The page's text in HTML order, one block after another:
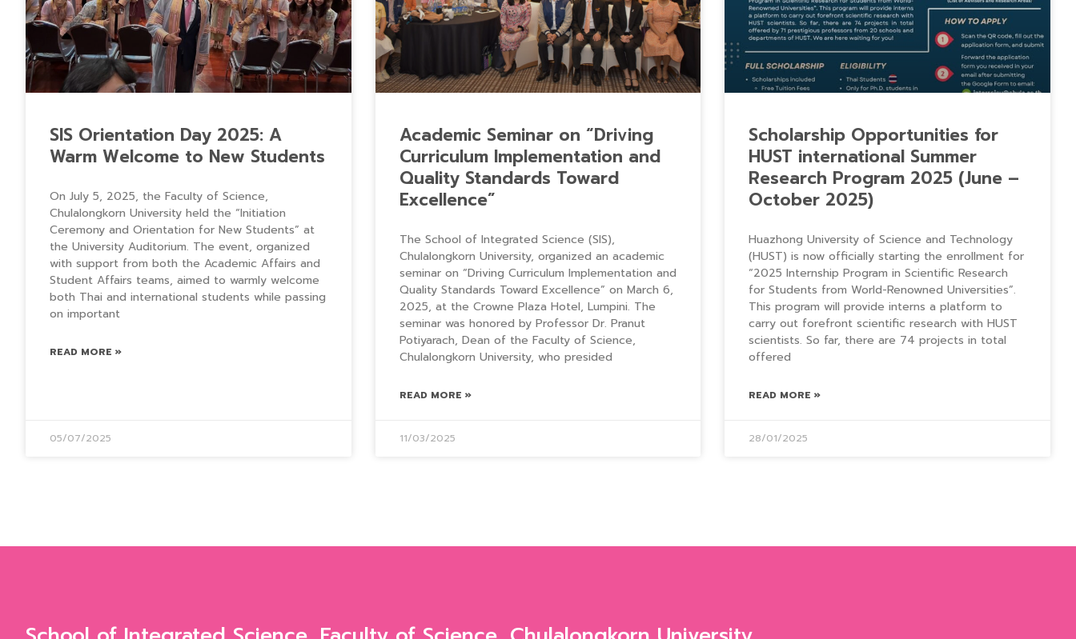
SIS Orientation Day 2025: A
Warm Welcome to New Students
On July 5, 2025, the Faculty of Science,
Chulalongkorn University held the “Initiation
Ceremony and Orientation for New Students” at
the University Auditorium. The event, organized
with support from both the Academic Affairs and
Student Affairs teams, aimed to warmly welcome
both Thai and international students while passing
on important
READ MORE »
05/07/2025
Academic Seminar on “Driving
Curriculum Implementation and
Quality Standards Toward
Excellence”
The School of Integrated Science (SIS),
Chulalongkorn University, organized an academic
seminar on “Driving Curriculum Implementation and
Quality Standards Toward Excellence” on March 6,
2025, at the Crowne Plaza Hotel, Lumpini. The
seminar was honored by Professor Dr. Pranut
Potiyarach, Dean of the Faculty of Science,
Chulalongkorn University, who presided
READ MORE »
11/03/2025
Scholarship Opportunities for
HUST international Summer
Research Program 2025 (June –
October 2025)
Huazhong University of Science and Technology
(HUST) is now officially starting the enrollment for
“2025 Internship Program in Scientific Research
for Students from World-Renowned Universities”.
This program will provide interns a platform to
carry out forefront scientific research with HUST
scientists. So far, there are 74 projects in total
offered
READ MORE »
28/01/2025